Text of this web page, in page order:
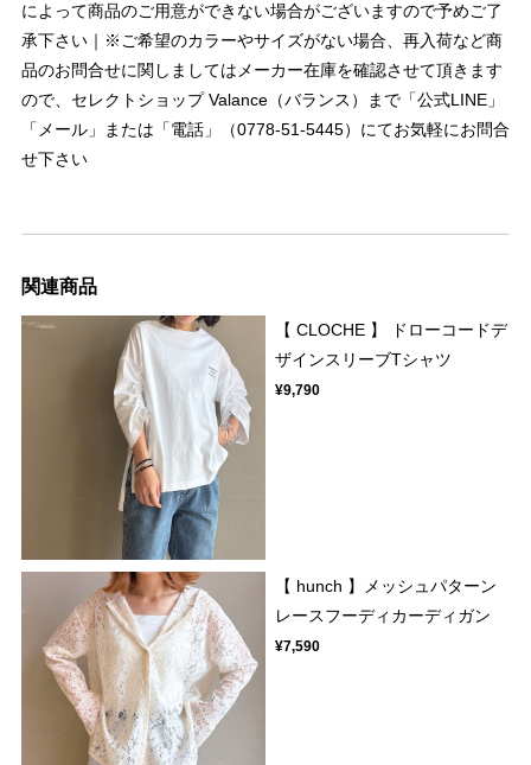
によって商品のご用意ができない場合がございますので予めご了
承下さい｜※ご希望のカラーやサイズがない場合、再入荷など商
品のお問合せに関しましてはメーカー在庫を確認させて頂きます
ので、セレクトショップ Valance（バランス）まで「公式LINE」
「メール」または「電話」（0778-51-5445）にてお気軽にお問合
せ下さい
関連商品
【 CLOCHE 】 ドローコードデ
ザインスリーブTシャツ
¥9,790
【 hunch 】メッシュパターン
レースフーディカーディガン
¥7,590